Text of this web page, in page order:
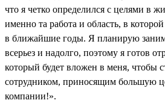
что я четко определился с целями в
именно та работа и область, в которой
в ближайшие годы. Я планирую
всерьез и надолго, поэтому я готов
который будет вложен в меня, чтобы
сотрудником, приносящим большую
компании!».